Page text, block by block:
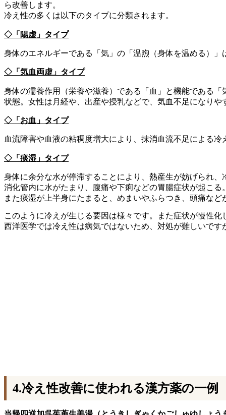
ら改善します。
冷え性の多くは以下のタイプに分類されます。
◇「陽虚」タイプ
身体のエネルギーである「気」の「温煦（身体を温める）
◇「気血両虚」タイプ
身体の濡養作用（栄養や滋養）である「血」と機能である「
状態。女性は月経や、出産や授乳などで、気血不足になりや
◇「お血」タイプ
血流障害や血液の粘稠度増大により、抹消血流不足による
◇「痰湿」タイプ
身体に余分な水が停滞することにより、熱産生が妨げられ、
消化管内に水がたまり、腹痛や下痢などの胃腸症状が起こる。
また痰湿が上半身にたまると、めまいやふらつき、頭痛など
このように冷えが生じる要因は様々です。また症状が慢性
西洋医学では冷え性は病気ではないため、対処が難しいで
4.冷え性改善に使われる漢方薬の一例